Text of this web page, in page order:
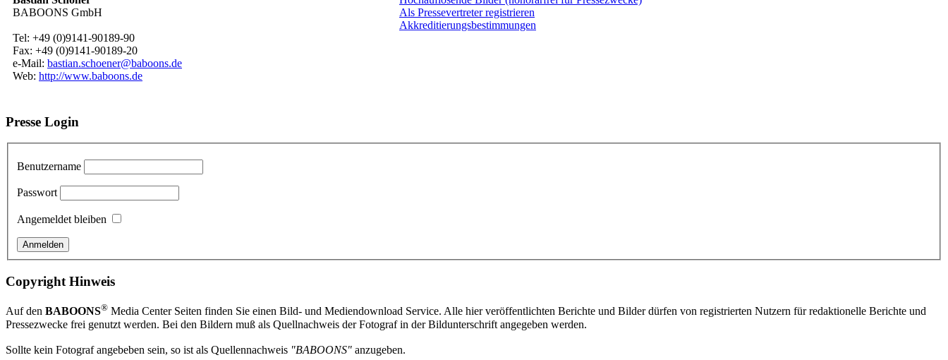
BABOONS GmbH
Tel: +49 (0)9141-90189-90
Fax: +49 (0)9141-90189-20
e-Mail: bastian.schoener@baboons.de
Web: http://www.baboons.de
Als Pressevertreter registrieren
Akkreditierungsbestimmungen
Presse Login
Benutzername
Passwort
Angemeldet bleiben
Copyright Hinweis
Auf den BABOONS® Media Center Seiten finden Sie einen Bild- und Mediendownload Service. Alle hier veröffentlichten Berichte und Bilder dürfen von registrierten Nutzern für redaktionelle Berichte und
Pressezwecke frei genutzt werden. Bei den Bildern muß als Quellnachweis der Fotograf in der Bildunterschrift angegeben werden.
Sollte kein Fotograf angebeben sein, so ist als Quellennachweis "BABOONS" anzugeben.